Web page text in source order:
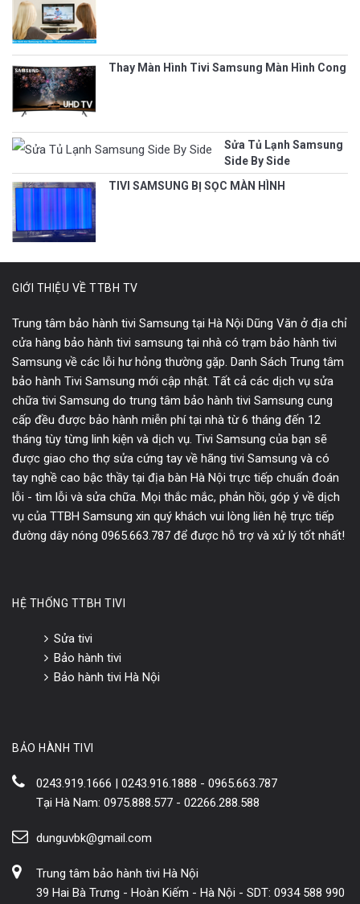
Thay Màn Hình Tivi Samsung Màn Hình Cong
Sửa Tủ Lạnh Samsung
Side By Side
TIVI SAMSUNG BỊ SỌC MÀN HÌNH
GIỚI THIỆU VỀ TTBH TV
Trung tâm bảo hành tivi Samsung tại Hà Nội Dũng Văn ở địa chỉ
cửa hàng bảo hành tivi samsung tại nhà có trạm bảo hành tivi
Samsung về các lỗi hư hỏng thường gặp. Danh Sách Trung tâm
bảo hành Tivi Samsung mới cập nhật. Tất cả các dịch vụ sửa
chữa tivi Samsung do trung tâm bảo hành tivi Samsung cung
cấp đều được bảo hành miễn phí tại nhà từ 6 tháng đến 12
tháng tùy từng linh kiện và dịch vụ. Tivi Samsung của bạn sẽ
được giao cho thợ sửa cứng tay về hãng tivi Samsung và có
tay nghề cao bậc thầy tại địa bàn Hà Nội trực tiếp chuẩn đoán
lỗi - tìm lỗi và sửa chữa. Mọi thắc mắc, phản hồi, góp ý về dịch
vụ của TTBH Samsung xin quý khách vui lòng liên hệ trực tiếp
đường dây nóng 0965.663.787 để được hỗ trợ và xử lý tốt nhất!
HỆ THỐNG TTBH TIVI
Sửa tivi
Bảo hành tivi
Bảo hành tivi Hà Nội
BẢO HÀNH TIVI
0243.919.1666 | 0243.916.1888 - 0965.663.787
Tại Hà Nam: 0975.888.577 - 02266.288.588
dunguvbk@gmail.com
Trung tâm bảo hành tivi Hà Nội
39 Hai Bà Trưng - Hoàn Kiếm - Hà Nội - SDT: 0934 588 990